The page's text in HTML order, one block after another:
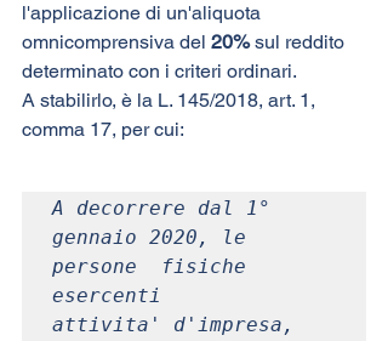
l'applicazione di un'aliquota
omnicomprensiva del 20% sul reddito
determinato con i criteri ordinari.
A stabilirlo, è la L. 145/2018, art. 1,
comma 17, per cui:
A decorrere dal 1°
gennaio 2020, le
persone  fisiche
esercenti
attivita' d'impresa,